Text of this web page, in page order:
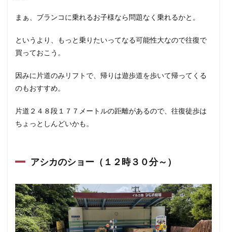
まぁ、ブランコに乗れるお子様なら問題なく乗れるかと。
というより、もっと乗りたいってなる可能性大なので往復で
買っておこう。
因みに片道のみリフトで、帰りは遊歩道を歩いて帰ってくる
のもおすすめ。
片道２４８段１７７メートルの距離があるので、往復徒歩は
ちょっとしんどいかも。
アシカのショー（１２時３０分～）